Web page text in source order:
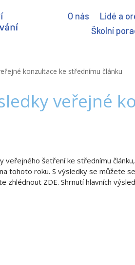
O nás Lidé a
Školní
konzultace ke střednímu článku
veřejné
veřejného šetření ke střednímu
tohoto roku. S výsledky se můžete
zhlédnout ZDE. Shrnutí hlavních